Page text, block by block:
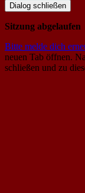
Dialog schließen
Sitzung abgelaufen
Bitte melde dich
neuen Tab öffnen.
schließen und zu